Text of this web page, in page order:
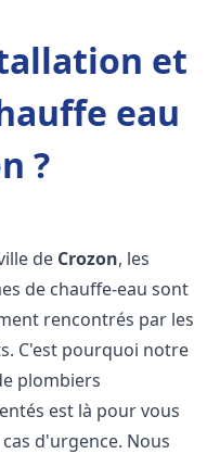
et
eau
?
de Crozon, les
de chauffe-eau sont
rencontrés par les
C'est pourquoi notre
plombiers
est là pour vous
d'urgence. Nous